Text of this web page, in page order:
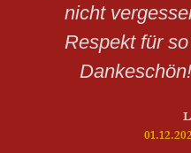
nicht
Respekt für